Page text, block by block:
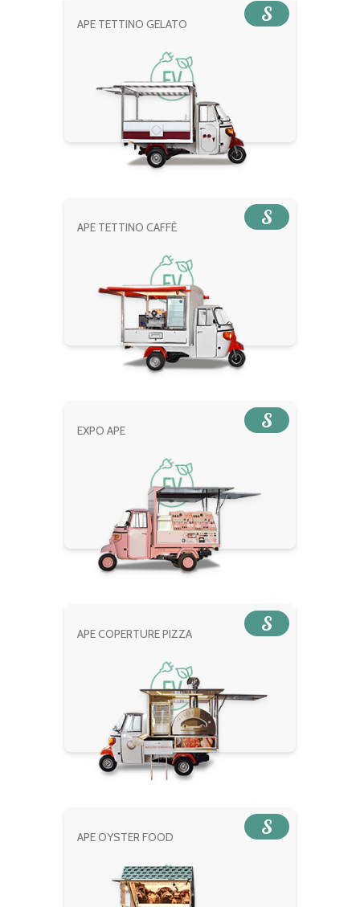
APE TETTINO GELATO S
APE TETTINO CAFFÈ S
EXPO APE S
APE COPERTURE PIZZA S
APE OYSTER FOOD S